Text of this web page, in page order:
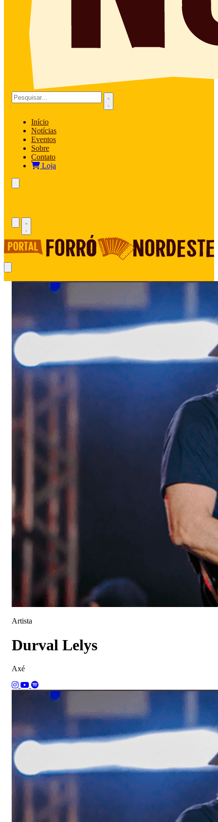
Início
Notícias
Eventos
Sobre
Contato
Loja
Artista
Durval Lelys
Axé